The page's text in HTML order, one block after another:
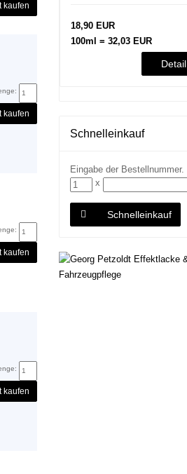
kaufen
kaufen
kaufen
kaufen
18,90 EUR
100ml = 32,03 EUR
Detail
Schnelleinkauf
Eingabe der Bestellnummer.
x
Schnelleinkauf